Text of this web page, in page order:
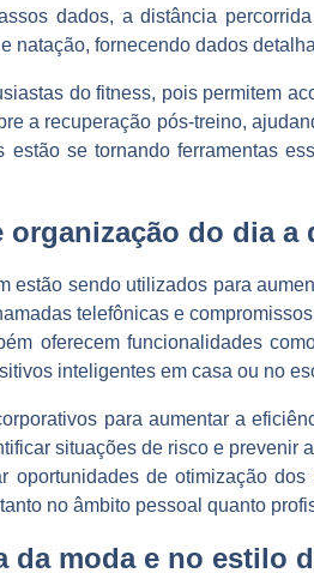
dados, a distância
natação, fornecendo dados
do fitness, pois permitem
a recuperação pós-treino,
se tornando ferramentas
do dia a
estão sendo utilizados para
telefônicas e
oferecem funcionalidades
inteligentes em casa ou no
para aumentar a
situações de risco e
de otimização
no âmbito pessoal quanto
da moda e no estilo